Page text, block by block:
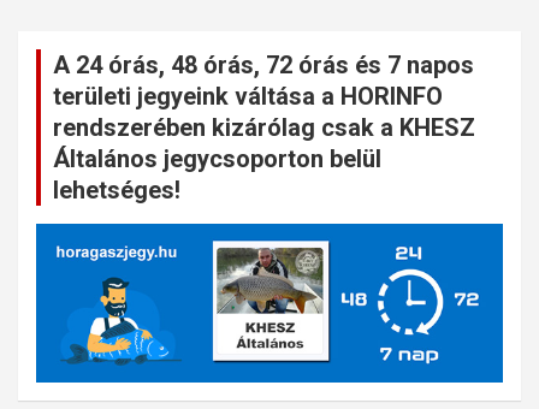
A 24 órás, 48 órás, 72 órás és 7 napos
területi jegyeink váltása a HORINFO
rendszerében kizárólag csak a KHESZ
Általános jegycsoporton belül
lehetséges!